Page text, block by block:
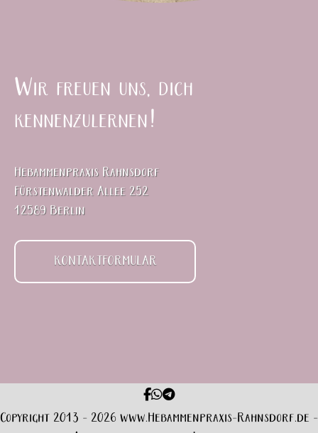
Wir freuen uns, dich
kennenzulernen!
Hebammenpraxis Rahnsdorf
Fürstenwalder Allee 252
12589 Berlin
KONTAKTFORMULAR
Copyright 2013 - 2026 www.Hebammenpraxis-Rahnsdorf.de -